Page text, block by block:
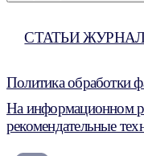
СТАТЬИ
Политика обработки
На информационном
рекомендательные